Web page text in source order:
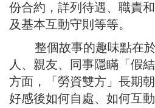
份合約，詳列待遇、職責
及基本互動守則等等。
整個故事的趣味點在於
人、親友、同事隱瞞「假
方面，「勞資雙方」長期
好感後如何自處、如何互